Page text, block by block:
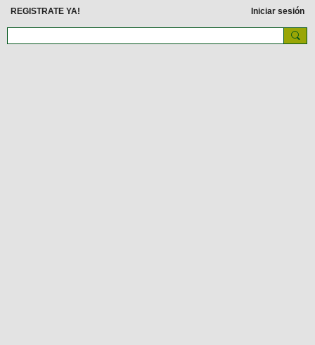
REGISTRATE YA! Iniciar sesión